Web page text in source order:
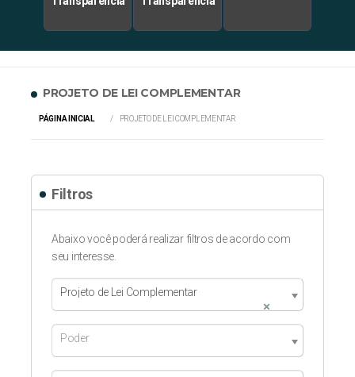
PROJETO DE LEI COMPLEMENTAR
PÁGINA INICIAL PROJETO DE LEI COMPLEMENTAR
Filtros
Abaixo você poderá realizar filtros de acordo com
seu interesse.
×
Projeto de Lei Complementar
Poder